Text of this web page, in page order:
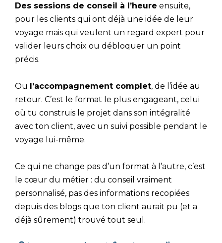
Des sessions de conseil à l’heure ensuite,
pour les clients qui ont déjà une idée de leur
voyage mais qui veulent un regard expert pour
valider leurs choix ou débloquer un point
précis.
Ou l’accompagnement complet, de l’idée au
retour. C’est le format le plus engageant, celui
où tu construis le projet dans son intégralité
avec ton client, avec un suivi possible pendant le
voyage lui-même.
Ce qui ne change pas d’un format à l’autre, c’est
le cœur du métier : du conseil vraiment
personnalisé, pas des informations recopiées
depuis des blogs que ton client aurait pu (et a
déjà sûrement) trouvé tout seul.